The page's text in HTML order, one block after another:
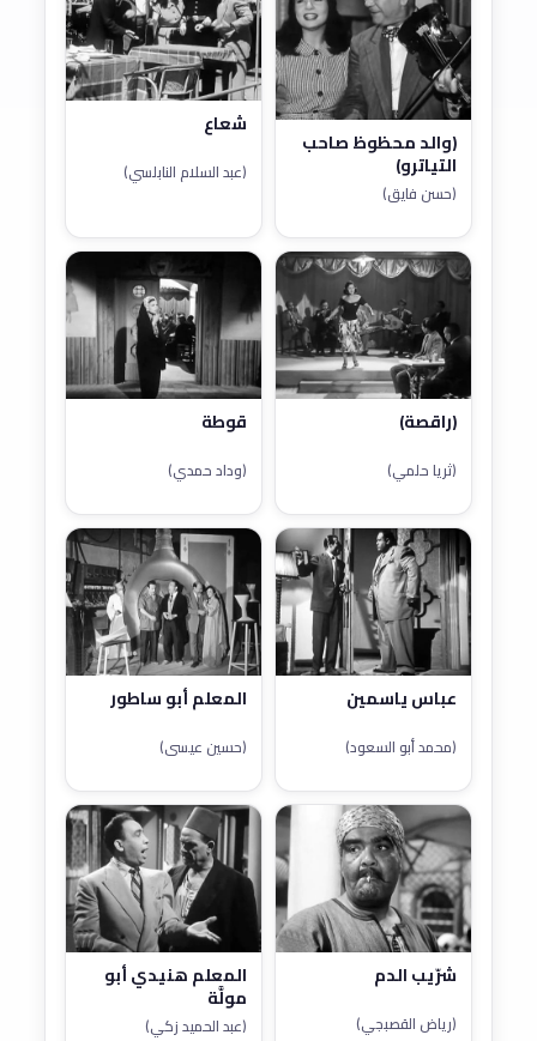
(والد محظوظ صاحب
التياترو)
(حسن فايق)
شعاع
(عبد السلام النابلسي)
(راقصة)
(ثريا حلمي)
قوطة
(وداد حمدي)
عباس ياسمين
(محمد أبو السعود)
المعلم أبو ساطور
(حسين عيسى)
شرّيب الدم
(رياض القصبجي)
المعلم هنيدي أبو
مولَّة
(عبد الحميد زكي)